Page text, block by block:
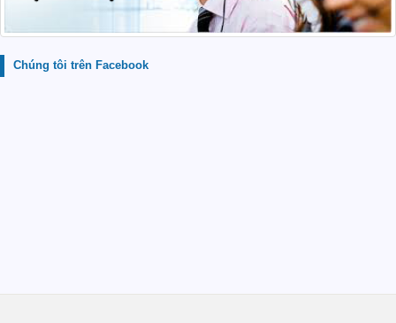
Chúng tôi trên Facebook